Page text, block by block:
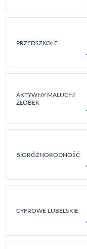
PRZEDSZKOLE
AKTYWNY MALUCH/
ŻŁOBEK
BIORÓŻNORODNOŚĆ
CYFROWE LUBELSKIE